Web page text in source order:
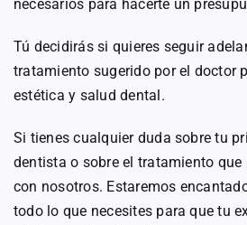
necesarios para hacerte un
Tú decidirás si quieres seguir
tratamiento sugerido por el doctor
estética y salud dental.
Si tienes cualquier duda sobre tu
dentista o sobre el tratamiento que
con nosotros. Estaremos
todo lo que necesites para que tu